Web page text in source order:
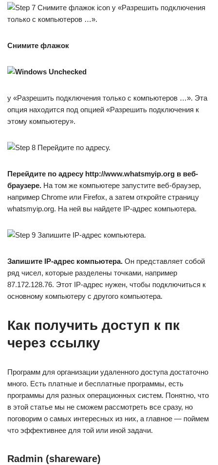
Снимите флажок
у «Разрешить подключения только с компьютеров …». Эта
опция находится под опцией «Разрешить подключения к
этому компьютеру».
Перейдите по адресу http://www.whatsmyip.org в веб-
браузере. На том же компьютере запустите веб-браузер,
например Chrome или Firefox, а затем откройте страницу
whatsmyip.org. На ней вы найдете IP-адрес компьютера.
Запишите IP-адрес компьютера. Он представляет собой
ряд чисел, которые разделены точками, например
87.172.128.76. Этот IP-адрес нужен, чтобы подключиться к
основному компьютеру с другого компьютера.
Как получить доступ к пк
через ссылку
Программ для организации удаленного доступа достаточно
много. Есть платные и бесплатные программы, есть
программы для разных операционных систем. Понятно, что
в этой статье мы не сможем рассмотреть все сразу, но
поговорим о самых интересных из них, а главное — поймем
что эффективнее для той или иной задачи.
Radmin (shareware)